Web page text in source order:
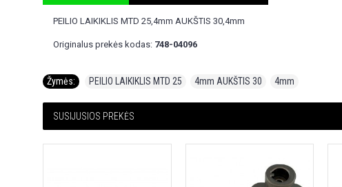
PEILIO LAIKIKLIS MTD 25,4mm AUKŠTIS 30,4mm
Originalus prekės kodas: 748-04096
Žymės: PEILIO LAIKIKLIS MTD 25 4mm AUKŠTIS 30 4mm
SUSIJUSIOS PREKĖS